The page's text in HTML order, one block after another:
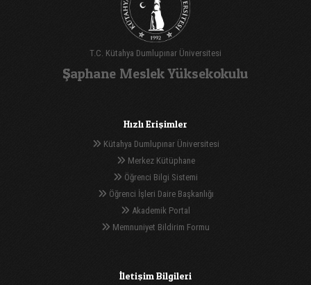
T.C. Kütahya Dumlupınar Üniversitesi
Şaphane Meslek Yüksekokulu
Hızlı Erişimler
Kütahya Dumlupınar Üniversitesi
Merkez Kütüphane
Öğrenci Bilgi Sistemi
Öğrenci İşleri Daire Başkanlığı
Akademik Portal
Memnuniyet Bildirim Formu
İletişim Bilgileri